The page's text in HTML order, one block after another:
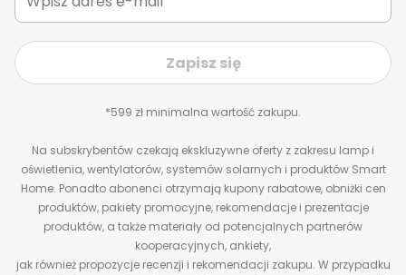
Zapisz się
*599 zł minimalna wartość zakupu.
Na subskrybentów czekają ekskluzywne oferty z zakresu lamp i
oświetlenia, wentylatorów, systemów solarnych i produktów Smart
Home. Ponadto abonenci otrzymają kupony rabatowe, obniżki cen
produktów, pakiety promocyjne, rekomendacje i prezentacje
produktów, a także materiały od potencjalnych partnerów
kooperacyjnych, ankiety,
jak również propozycje recenzji i rekomendacji zakupu. W przypadku